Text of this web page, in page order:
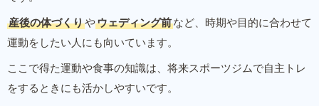
産後の体づくりやウェディング前など、時期や目的に合わせて
運動をしたい人にも向いています。
ここで得た運動や食事の知識は、将来スポーツジムで自主トレ
をするときにも活かしやすいです。